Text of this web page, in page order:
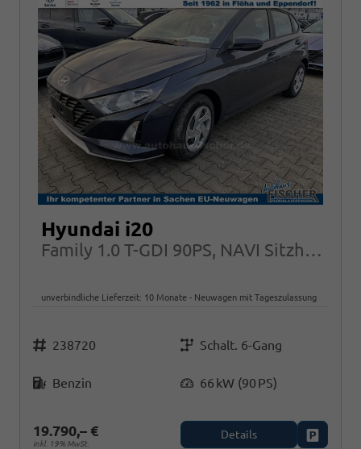
Hyundai i20
Family 1.0 T-GDI 90PS, NAVI Sitzheizung + Lenkradheizung ALU Klimaautomatik RFK
unverbindliche Lieferzeit: 10 Monate Neuwagen mit Tageszulassung
Fahrzeugnr.
238720
Getriebe
Schalt. 6-Gang
Benzin 66 kW (90 PS)
19.790,– €
inkl. 19% MwSt.
Details